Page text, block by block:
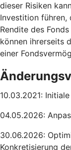
dieser Risiken
Investition führen,
Rendite des
können ihrerseits
einer
10.03.2021:
04.05.2026:
30.06.2026:
Konkretisierung